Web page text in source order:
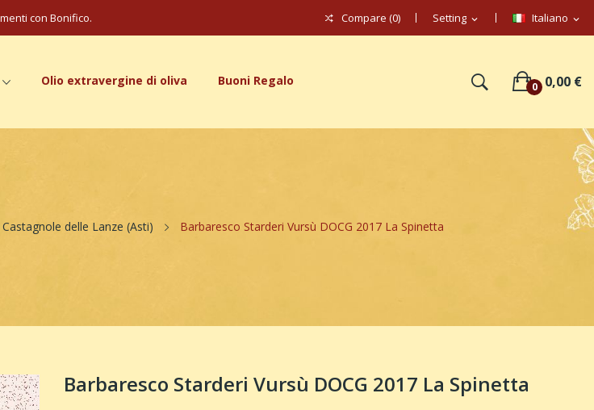
Italiano expand_more
Setting expand_more
Compare (0)
con Bonifico.
Olio extravergine di oliva Buoni Regalo 0 0,00 €
delle Lanze (Asti) Barbaresco Starderi Vursù DOCG 2017 La Spinetta
Barbaresco Starderi Vursù DOCG 2017 La Spinetta